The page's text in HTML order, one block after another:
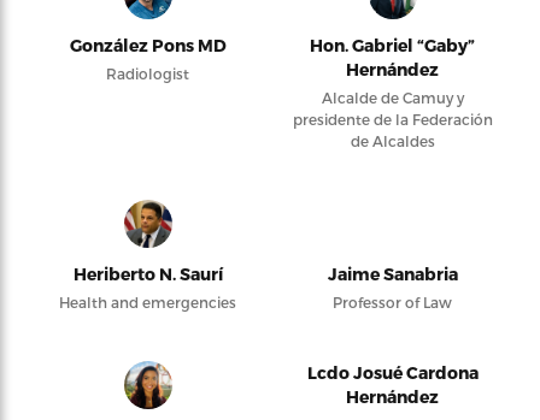
González Pons MD
Radiologist
Hon. Gabriel “Gaby”
Hernández
Alcalde de Camuy y
presidente de la Federación
de Alcaldes
Heriberto N. Saurí
Health and emergencies
Jaime Sanabria
Professor of Law
Lcdo Josué Cardona
Hernández